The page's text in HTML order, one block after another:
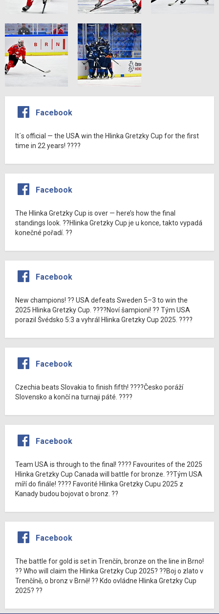
Facebook
It´s official — the USA win the Hlinka Gretzky Cup for the first
time in 22 years! ????
Facebook
The Hlinka Gretzky Cup is over — here’s how the final
standings look. ??Hlinka Gretzky Cup je u konce, takto vypadá
konečné pořadí. ??
Facebook
New champions! ?? USA defeats Sweden 5–3 to win the
2025 Hlinka Gretzky Cup. ????Noví šampioni! ?? Tým USA
porazil Švédsko 5:3 a vyhrál Hlinka Gretzky Cup 2025. ????
Facebook
Czechia beats Slovakia to finish fifth! ????Česko poráží
Slovensko a končí na turnaji páté. ????
Facebook
Team USA is through to the final! ???? Favourites of the 2025
Hlinka Gretzky Cup Canada will battle for bronze. ??Tým USA
míří do finále! ???? Favorité Hlinka Gretzky Cupu 2025 z
Kanady budou bojovat o bronz. ??
Facebook
The battle for gold is set in Trenčín, bronze on the line in Brno!
?? Who will claim the Hlinka Gretzky Cup 2025? ??Boj o zlato v
Trenčíně, o bronz v Brně! ?? Kdo ovládne Hlinka Gretzky Cup
2025? ??